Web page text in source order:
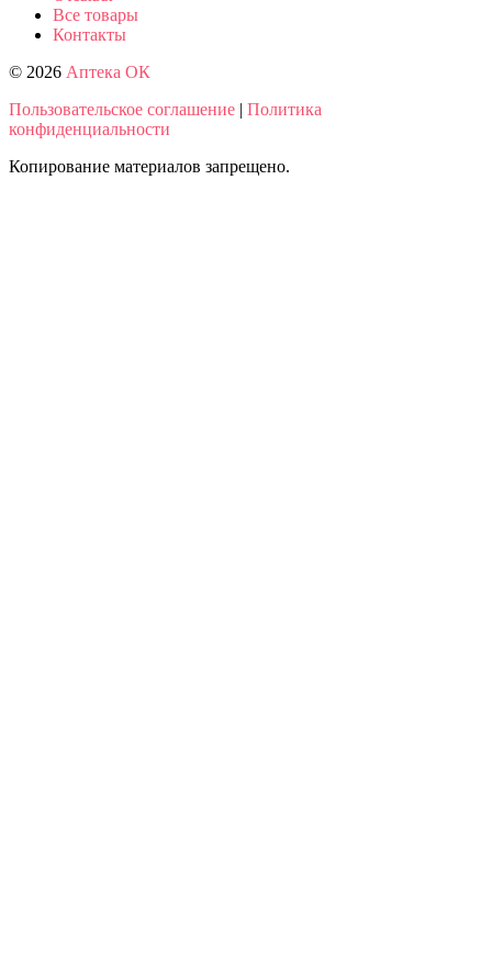
Все товары
Контакты
© 2026 Аптека ОК
Пользовательское соглашение | Политика
конфиденциальности
Копирование материалов запрещено.